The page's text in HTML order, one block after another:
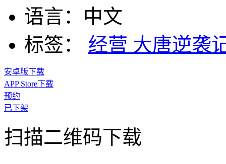
语言： 中文
标签：
经营 大唐逆袭
安卓版下载
APP Store下载
预约
已下架
扫描二维码下载